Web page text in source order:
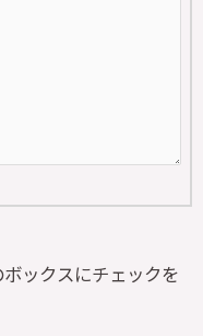
ックスにチェックを